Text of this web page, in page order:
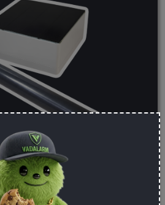
beépített akkumulátorral és